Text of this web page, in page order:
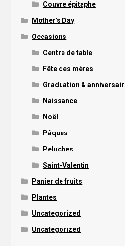
Couvre épitaphe
Mother's Day
Occasions
Centre de table
Fête des mères
Graduation &
Naissance
Noël
Pâques
Peluches
Saint-Valentin
Panier de fruits
Plantes
Uncategorized
Uncategorized